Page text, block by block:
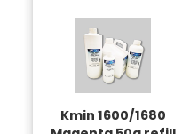
Kmin 1600/1680